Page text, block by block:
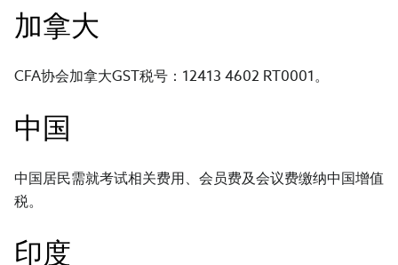
加拿大
CFA协会加拿大GST税号：12413 4602 RT0001。
中国
中国居民需就考试相关费用、会员费及会议费缴纳中国增值
税。
印度